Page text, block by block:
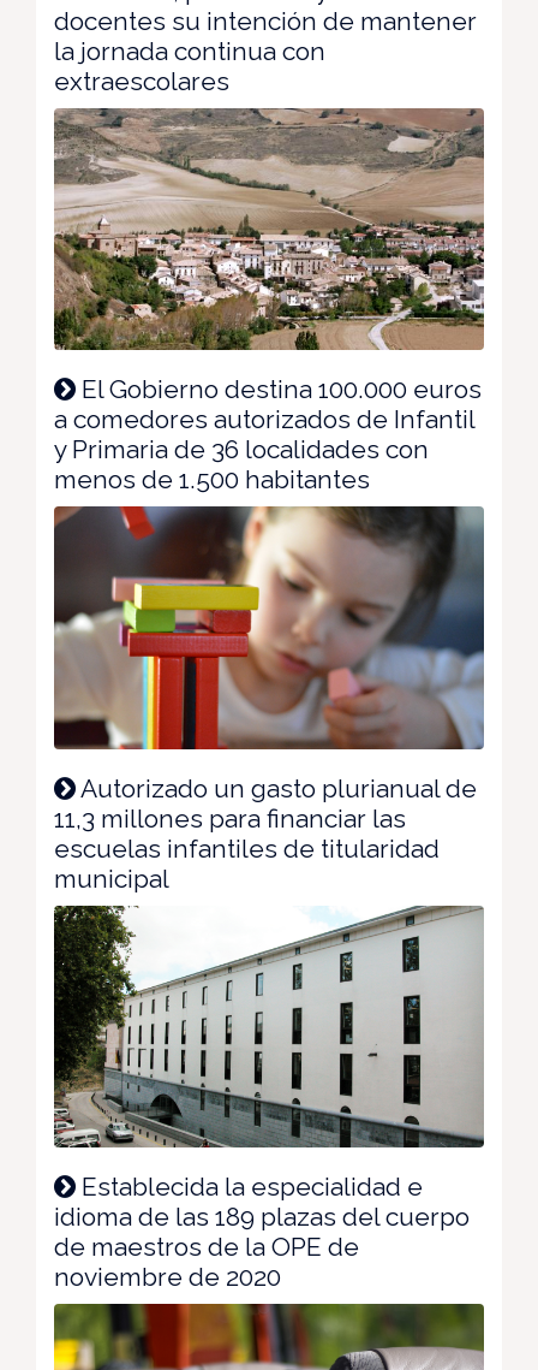
docentes su intención de mantener
la jornada continua con
extraescolares
El Gobierno destina 100.000 euros
a comedores autorizados de Infantil
y Primaria de 36 localidades con
menos de 1.500 habitantes
Autorizado un gasto plurianual de
11,3 millones para financiar las
escuelas infantiles de titularidad
municipal
Establecida la especialidad e
idioma de las 189 plazas del cuerpo
de maestros de la OPE de
noviembre de 2020